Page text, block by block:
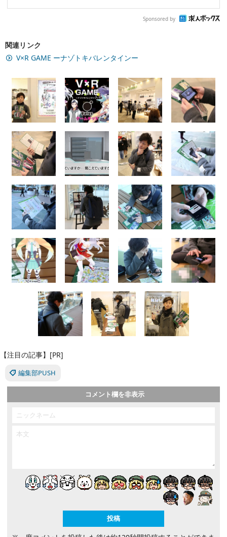
Sponsored by
関連リンク
V×R GAME ーナゾトキバレンタインー
【注目の記事】[PR]
編集部PUSH
コメント欄を非表示